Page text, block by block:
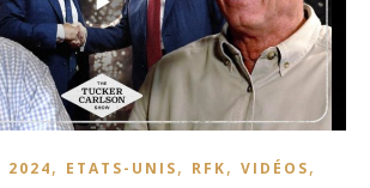
2024, ETATS-UNIS, RFK, VIDÉOS,